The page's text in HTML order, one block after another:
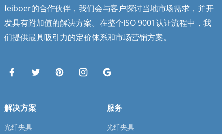
feiboer的合作伙伴，我们会与客户探讨当地市场需求，并开
发具有附加值的解决方案。在整个ISO 9001认证流程中，我
们提供最具吸引力的定价体系和市场营销方案。
解决方案
光纤夹具
服务
光纤夹具